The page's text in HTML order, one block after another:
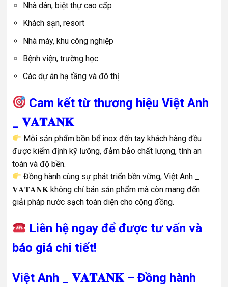
Nhà dân, biệt thự cao cấp
Khách sạn, resort
Nhà máy, khu công nghiệp
Bệnh viện, trường học
Các dự án hạ tầng và đô thị
Cam kết từ thương hiệu Việt Anh
_ 𝐕𝐀𝐓𝐀𝐍𝐊
Mỗi sản phẩm bồn bể inox đến tay khách hàng đều
được kiểm định kỹ lưỡng, đảm bảo chất lượng, tính an
toàn và độ bền.
Đồng hành cùng sự phát triển bền vững, Việt Anh _
𝐕𝐀𝐓𝐀𝐍𝐊 không chỉ bán sản phẩm mà còn mang đến
giải pháp nước sạch toàn diện cho cộng đồng.
Liên hệ ngay để được tư vấn và
báo giá chi tiết!
Việt Anh _ 𝐕𝐀𝐓𝐀𝐍𝐊 – Đồng hành